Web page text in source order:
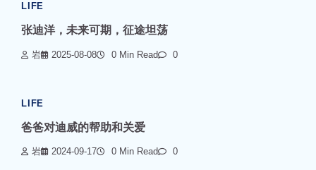
LIFE
张迪洋，未来可期，征途坦荡
岩 2025-08-08 0 Min Read 0
LIFE
爸爸对迪威的帮助和关爱
岩 2024-09-17 0 Min Read 0